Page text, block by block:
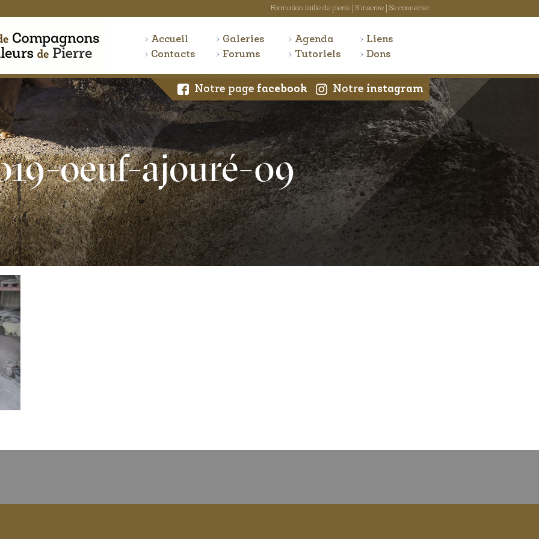
Formation taille de pierre S'inscrire Se connecter
Accueil Galeries Agenda
Liens
Contacts
Forums Tutoriels Dons
Notre page facebook Notre instagram
oeuf-ajouré-09